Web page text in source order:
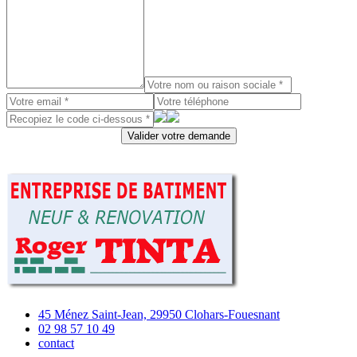
45 Ménez Saint-Jean, 29950 Clohars-Fouesnant
02 98 57 10 49
contact